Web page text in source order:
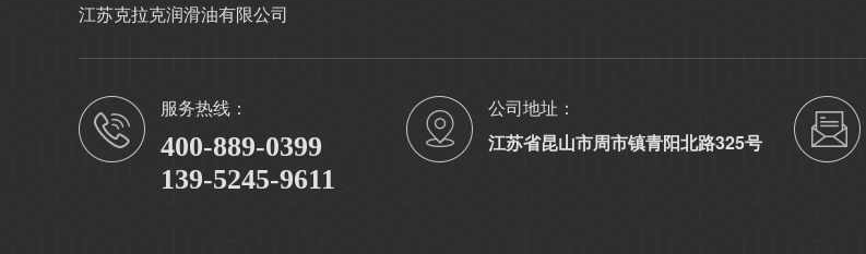
江苏克拉克润滑油有限公司
服务热线：
400-889-0399
139-5245-9611
公司地址：
江苏省昆山市周市镇青阳北路325号